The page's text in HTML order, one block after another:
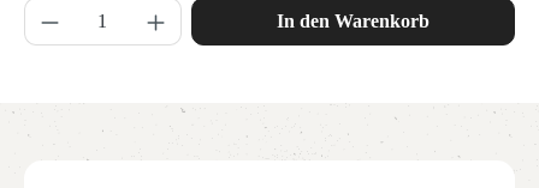
Produkt Anzahl: Gib den gewünschten Wert
In den Warenkorb